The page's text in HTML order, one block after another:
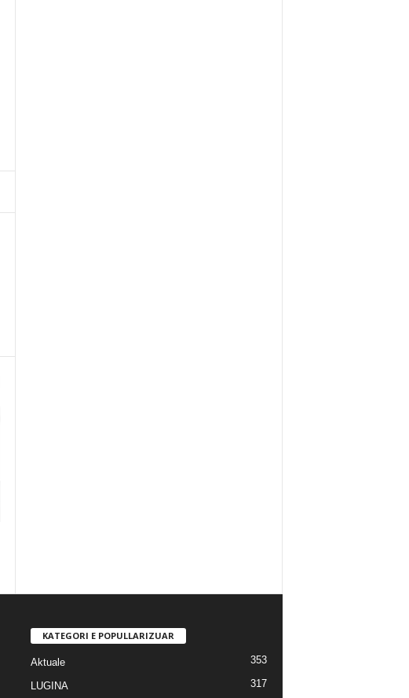
KATEGORI E POPULLARIZUAR
Aktuale 353
LUGINA 317